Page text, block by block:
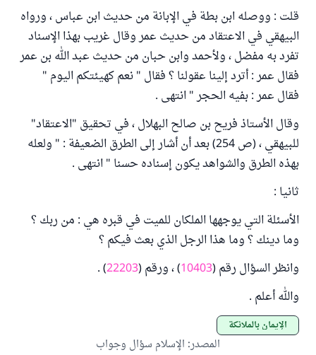
قلت : ووصله ابن بطة في الإبانة من حديث ابن عباس ، ورواه
البيهقي في الاعتقاد من حديث عمر وقال غريب بهذا الإسناد
تفرد به مفضل ، ولأحمد وابن حبان من حديث عبد الله بن عمر
فقال عمر : أترد إلينا عقولنا ؟ فقال " نعم كهيئتكم اليوم "
فقال عمر : بفيه الحجر " انتهى .
وقال الأستاذ فريح بن صالح البهلال ، في تحقيق "الاعتقاد"
للبيهقي ، (ص 254) بعد أن أشار إلى الطرق الضعيفة : " ولعله
بهذه الطرق والشواهد يكون إسناده حسنا " انتهى .
ثانيا :
الأسئلة التي يوجهها الملكان للميت في قبره هي : من ربك ؟
وما دينك ؟ وما هذا الرجل الذي بعث فيكم ؟
وانظر السؤال رقم (10403) ، ورقم (22203
) .
والله أعلم .
الإيمان بالملائكة
المصدر: الإسلام سؤال وجواب